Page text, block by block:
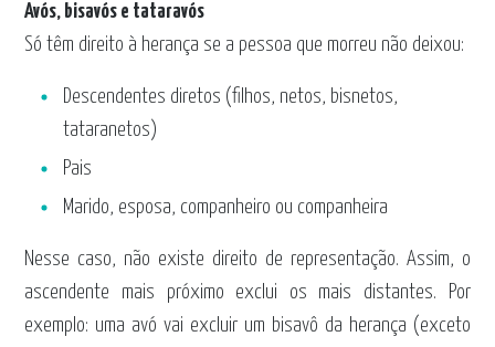
Avós, bisavós e tataravós
Só têm direito à herança se a pessoa que morreu não deixou:
Descendentes diretos (filhos, netos, bisnetos,
tataranetos)
Pais
Marido, esposa, companheiro ou companheira
Nesse caso, não existe direito de representação. Assim, o
ascendente mais próximo exclui os mais distantes. Por
exemplo: uma avó vai excluir um bisavô da herança (exceto